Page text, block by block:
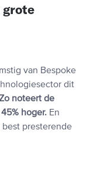
grote
van Bespoke
dit
noteert de
hoger. En
best presterende